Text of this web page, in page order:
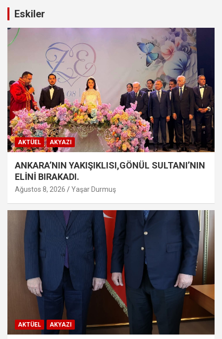
Eskiler
AKTÜEL AKYAZI
ANKARA’NIN YAKIŞIKLISI,GÖNÜL SULTANI’NIN
ELİNİ BIRAKADI.
Ağustos 8, 2026 Yaşar Durmuş
AKTÜEL AKYAZI